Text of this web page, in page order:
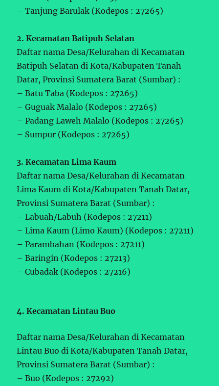
– Tanjung Barulak (Kodepos : 27265)
2. Kecamatan Batipuh Selatan
Daftar nama Desa/Kelurahan di Kecamatan
Batipuh Selatan di Kota/Kabupaten Tanah
Datar, Provinsi Sumatera Barat (Sumbar) :
– Batu Taba (Kodepos : 27265)
– Guguak Malalo (Kodepos : 27265)
– Padang Laweh Malalo (Kodepos : 27265)
– Sumpur (Kodepos : 27265)
3. Kecamatan Lima Kaum
Daftar nama Desa/Kelurahan di Kecamatan
Lima Kaum di Kota/Kabupaten Tanah Datar,
Provinsi Sumatera Barat (Sumbar) :
– Labuah/Labuh (Kodepos : 27211)
– Lima Kaum (Limo Kaum) (Kodepos : 27211)
– Parambahan (Kodepos : 27211)
– Baringin (Kodepos : 27213)
– Cubadak (Kodepos : 27216)
4. Kecamatan Lintau Buo
Daftar nama Desa/Kelurahan di Kecamatan
Lintau Buo di Kota/Kabupaten Tanah Datar,
Provinsi Sumatera Barat (Sumbar) :
– Buo (Kodepos : 27292)